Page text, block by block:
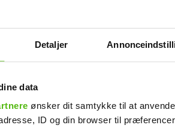
Detaljer
data
ønsker dit samtykke til at
ID og din browser til
op: Sådan var det at